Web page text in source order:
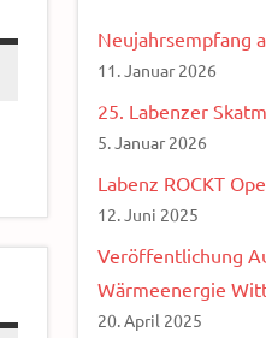
Neujahrsempfang
11. Januar 2026
25. Labenzer
5. Januar 2026
Labenz ROCKT
12. Juni 2025
Veröffentlichung
Wärmeenergie
20. April 2025